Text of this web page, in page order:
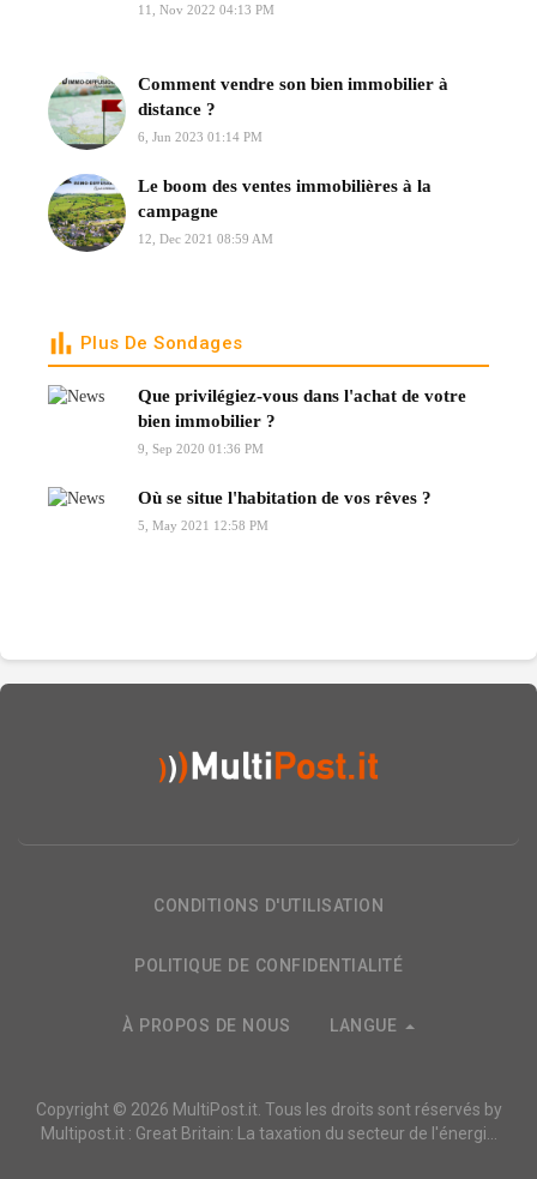
11, Nov 2022 04:13 PM
Comment vendre son bien immobilier à
distance ?
6, Jun 2023 01:14 PM
Le boom des ventes immobilières à la
campagne
12, Dec 2021 08:59 AM
Plus De Sondages
Que privilégiez-vous dans l'achat de votre
bien immobilier ?
9, Sep 2020 01:36 PM
Où se situe l'habitation de vos rêves ?
5, May 2021 12:58 PM
CONDITIONS D'UTILISATION
POLITIQUE DE CONFIDENTIALITÉ
À PROPOS DE NOUS LANGUE
Copyright © 2026 MultiPost.it. Tous les droits sont réservés by
Multipost.it : Great Britain: La taxation du secteur de l'énergi...